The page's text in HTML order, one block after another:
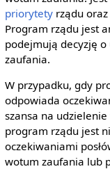
priorytetyrządu oraz
Program rządu jest
podejmują decyzję
zaufania.
W przypadku, gdy
odpowiada
szansa na
program rządu jest
oczekiwaniami
wotum zaufania lub